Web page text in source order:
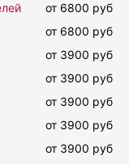
от 6800 руб
от 6800 руб
от 3900 руб
от 3900 руб
от 3900 руб
от 3900 руб
от 3900 руб